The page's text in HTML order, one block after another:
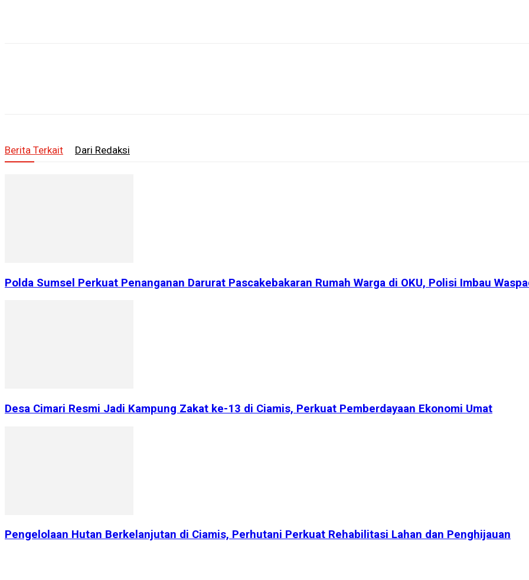
Berita Terkait Dari Redaksi
Polda Sumsel Perkuat Penanganan Darurat Pascakebakaran Rumah Warga di OKU, Polisi Imbau
Desa Cimari Resmi Jadi Kampung Zakat ke-13 di Ciamis, Perkuat Pemberdayaan Ekonomi Umat
Pengelolaan Hutan Berkelanjutan di Ciamis, Perhutani Perkuat Rehabilitasi Lahan dan Penghijauan